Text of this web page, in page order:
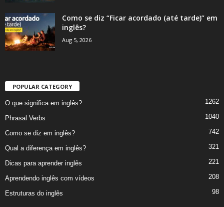
Como se diz “Ficar acordado (até tarde)” em
inglês?
Aug 5, 2026
POPULAR CATEGORY
O que significa em inglês? 1262
Phrasal Verbs 1040
Como se diz em inglês? 742
Qual a diferença em inglês? 321
Dicas para aprender inglês 221
Aprendendo inglês com vídeos 208
Estruturas do inglês 98